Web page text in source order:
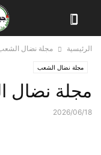
الرئيسية مجلة نضال
مجلة نضال الشعب
مجلة نضال
2026/06/18